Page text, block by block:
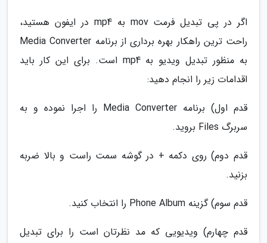
اگر در پی تبدیل فرمت mov به mp4 در ایفون هستید،
راحت ترین راهکار بهره برداری از برنامه Media Converter
به منظور تبدیل ویدیو به mp4 است. برای این کار باید
اقدامات زیر را انجام دهید:
قدم اول) برنامه Media Converter را اجرا نموده و به
سربرگ Files بروید.
قدم دوم) روی دکمه + در گوشه سمت راست و بالا ضربه
بزنید.
قدم سوم) گزینه Phone Album را انتخاب کنید.
قدم چهارم) ویدیویی که مد نظرتان است را برای تبدیل